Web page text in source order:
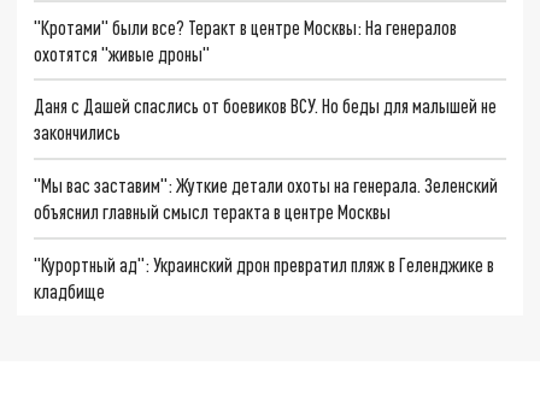
"Кротами" были все? Теракт в центре Москвы: На генералов
охотятся "живые дроны"
Даня с Дашей спаслись от боевиков ВСУ. Но беды для малышей не
закончились
"Мы вас заставим": Жуткие детали охоты на генерала. Зеленский
объяснил главный смысл теракта в центре Москвы
"Курортный ад": Украинский дрон превратил пляж в Геленджике в
кладбище